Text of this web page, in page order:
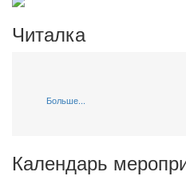
Читалка
Больше...
Календарь